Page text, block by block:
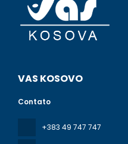
VAS KOSOVO
Contato
+383 49 747 747